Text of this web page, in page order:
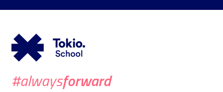
#alwaysforward